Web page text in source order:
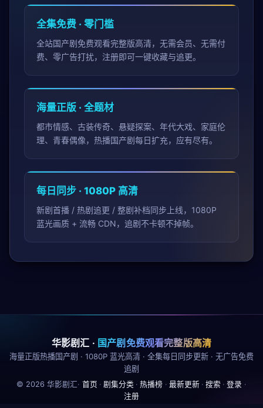
全集免费 · 零门槛
全站国产剧免费观看完整版高清，无需会员、无需付
费、零广告打扰，注册即可一键收藏与追更。
海量正版 · 全题材
都市情感、古装传奇、悬疑探案、年代大戏、家庭伦
理、青春偶像，热播国产剧每日扩充，应有尽有。
每日同步 · 1080P 高清
新剧首播 / 热剧追更 / 整剧补档同步上线，1080P
蓝光画质 + 流畅 CDN，追剧不卡顿不掉帧。
华影剧汇 · 国产剧免费观看完整版高清
海量正版热播国产剧 · 1080P 蓝光高清 · 全集每日同步更新 · 无广告免费
追剧
© 2026 华影剧汇· 首页 · 剧集分类 · 热播榜 · 最新更新 · 搜索 · 登录 ·
注册